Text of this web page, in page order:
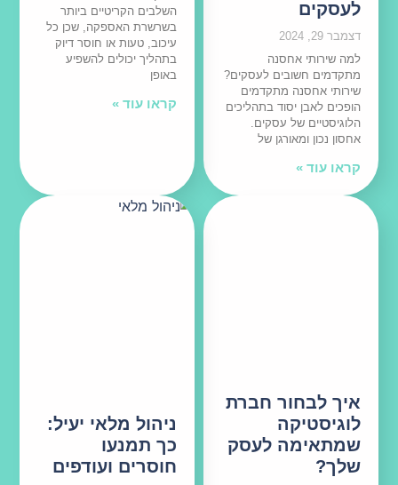
לעסקים
דצמבר 29, 2024
למה שירותי אחסנה
מתקדמים חשובים לעסקים?
שירותי אחסנה מתקדמים
הופכים לאבן יסוד בתהליכים
הלוגיסטיים של עסקים.
אחסון נכון ומאורגן של
קראו עוד »
השלבים הקריטיים ביותר
בשרשרת האספקה, שכן כל
עיכוב, טעות או חוסר דיוק
בתהליך יכולים להשפיע
באופן
קראו עוד »
איך לבחור חברת
לוגיסטיקה
שמתאימה לעסק
שלך?
ניהול מלאי יעיל:
כך תמנעו
חוסרים ועודפים